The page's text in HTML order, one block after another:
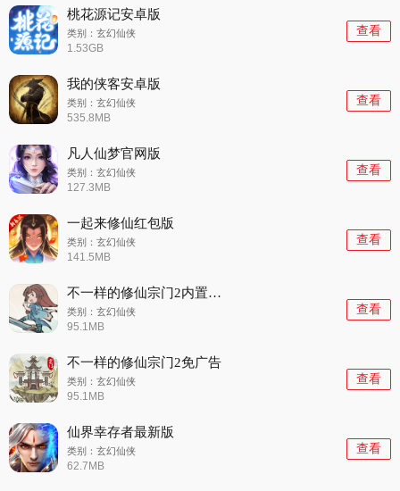
桃花源记安卓版
类别：玄幻仙侠
1.53GB
查看
我的侠客安卓版
类别：玄幻仙侠
535.8MB
查看
凡人仙梦官网版
类别：玄幻仙侠
127.3MB
查看
一起来修仙红包版
类别：玄幻仙侠
141.5MB
查看
不一样的修仙宗门2内置菜单2023
类别：玄幻仙侠
95.1MB
查看
不一样的修仙宗门2免广告
类别：玄幻仙侠
95.1MB
查看
仙界幸存者最新版
类别：玄幻仙侠
62.7MB
查看